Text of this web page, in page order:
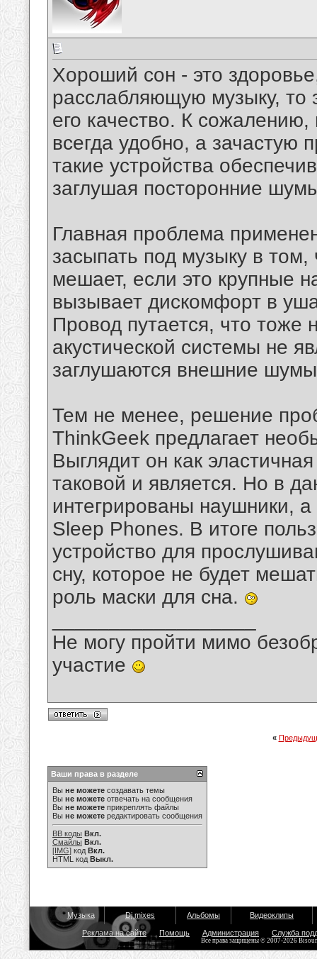
Хороший сон - это
расслабляющую музыку, то
его качество. К
всегда удобно, а зачастую
такие устройства
заглушая посторонние
Главная проблема
засыпать под музыку в том,
мешает, если это крупные
вызывает дискомфорт в
Провод путается, что
акустической системы не
заглушаются внешние
Тем не менее, решение
ThinkGeek предлагает
Выглядит он как
таковой и является. Но в
интегрированы наушники,
Sleep Phones. В итоге
устройство для
сну, которое не будет
роль маски для сна.
Не могу пройти мимо
участие
«
Ваши права в разделе
Вы не можете создавать темы
Вы не можете отвечать на сообщения
Вы не можете прикреплять файлы
Вы не можете редактировать сообщения
BB коды Вкл.
Смайлы Вкл.
[IMG] код Вкл.
HTML код Выкл.
Музыка Dj mixes Альбомы Видеоклипы
Реклама на сайте Помощь Администрация Служба
Все права защищены © 2007-2026